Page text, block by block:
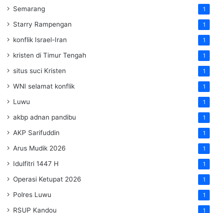
Semarang 1
Starry Rampengan 1
konflik Israel-Iran 1
kristen di Timur Tengah 1
situs suci Kristen 1
WNI selamat konflik 1
Luwu 1
akbp adnan pandibu 1
AKP Sarifuddin 1
Arus Mudik 2026 1
Idulfitri 1447 H 1
Operasi Ketupat 2026 1
Polres Luwu 1
RSUP Kandou 1